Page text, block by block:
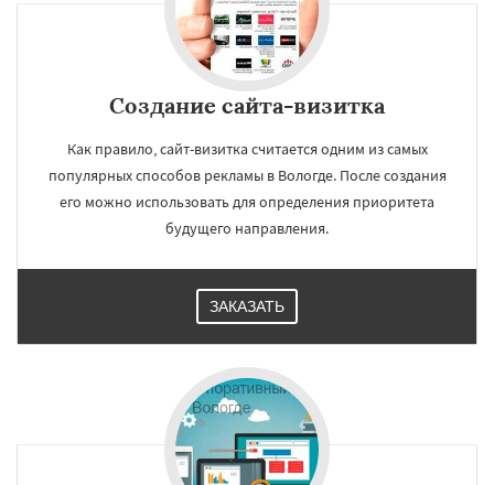
Создание сайта-визитка
Как правило, сайт-визитка считается одним из самых
популярных способов рекламы в Вологде. После создания
его можно использовать для определения приоритета
будущего направления.
ЗАКАЗАТЬ